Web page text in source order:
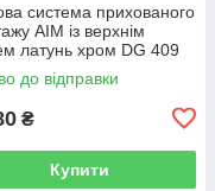
система прихованого
AIM із верхнім
латунь хром DG 409
до відправки
₴
Купити